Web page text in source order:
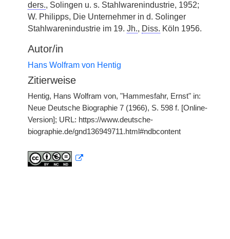
ders., Solingen u. s. Stahlwarenindustrie, 1952;
W. Philipps, Die Unternehmer in d. Solinger
Stahlwarenindustrie im 19. Jh., Diss. Köln 1956.
Autor/in
Hans Wolfram von Hentig
Zitierweise
Hentig, Hans Wolfram von, "Hammesfahr, Ernst" in:
Neue Deutsche Biographie 7 (1966), S. 598 f. [Online-
Version]; URL: https://www.deutsche-
biographie.de/gnd136949711.html#ndbcontent